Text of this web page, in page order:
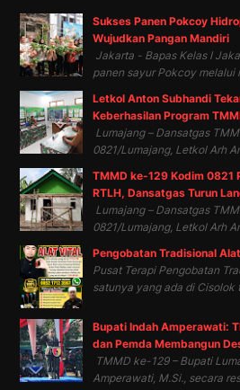
Sukses Panen Pokcoy
Wujudkan Pangan Mandiri
Jakarta - Bapas Kelas I
panen sayur Pokcoy melalui
Letkol Anton Subhandi
Keberhasilan Program
Lumajang – Dansatgas
0821/Lumajang, Letkol Arh
TMMD ke-129 Kodim 0821
RTLH, Dansatgas Turun
Lumajang – Dansatgas
0821/Lumajang, Letkol Arh
Pengobatan Tradisional
Pusat Terapi Pengobatan
satunya yang ada di Cisolok
Bupati Indah Amperawati:
dan Pemda Membangun
TMMD ke-129 – Bupati
Amperawati, M.Si., secara